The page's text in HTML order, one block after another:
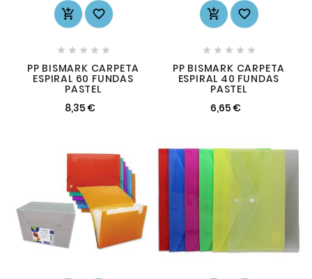
 
    
PP BISMARK CARPETA
ESPIRAL 60 FUNDAS
PASTEL
8,35 €
 
    
PP BISMARK CARPETA
ESPIRAL 40 FUNDAS
PASTEL
6,65 €